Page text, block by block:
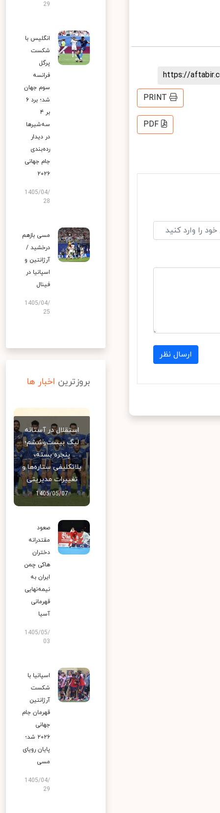
https://
PRINT
PDF
ارسال نظر
29
انگلیس با
شکست
پرگل
فرانسه
سوم جهان
شد؛ برد ۶
بر ۴
سه‌شیرها
در دیدار
رده‌بندی
جام جهانی
۲۰۲۶
1405/04/
28
مسی بازهم
درخشید /
آرژانتین و
اسپانیا در
فینال
1405/04/
25
بروزترین اخبار ها
استقلال در آستانه
لیگ بیست‌وششم؛
پنجره بسته،
بلاتکلیفی ستاره‌ها و
تغییرات مدیریتی
1405/05/07
صعود
مقتدرانه
دختران
هاکی چمن
ایران به
نیمه‌نهایی
قهرمانی
آسیا
1405/05/
03
اسپانیا با
شکست
آرژانتین
قهرمان جام
جهانی
۲۰۲۶ شد؛
پایان رویای
مسی
1405/04/
29